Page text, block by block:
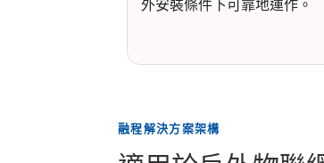
外安裝條件下可靠地運作。
融程解決方案架構